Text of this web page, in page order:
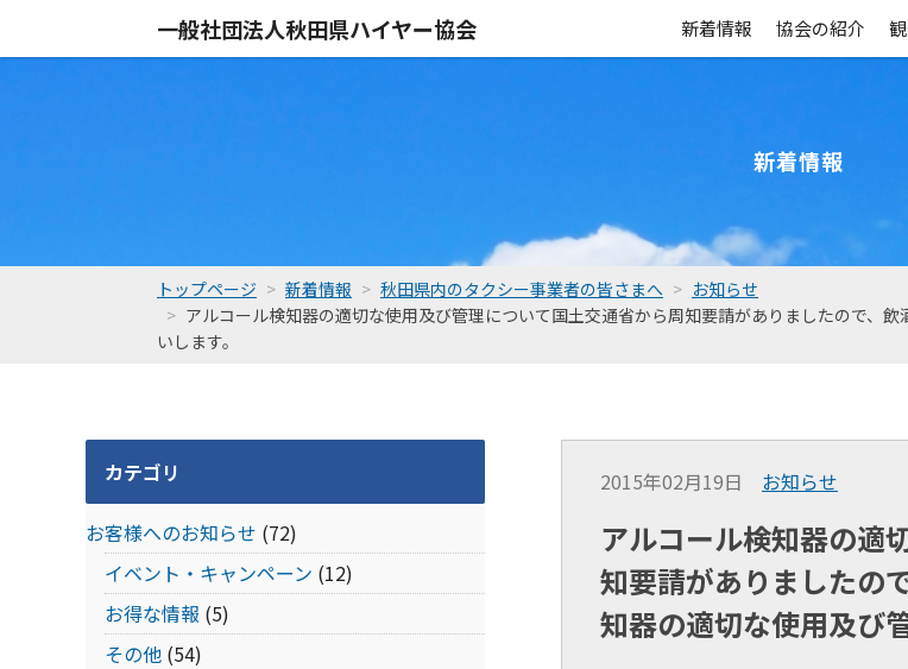
一般社団法人秋田県ハイヤー協会 新着情報 協会の紹介
新着情報
トップページ 新着情報 秋田県内のタクシー事業者の皆さまへ
お知らせ
アルコール検知器の適切な使用及び管理について国土交通省から周知要請がありましたので、
いします。
2015年02月19日 お知らせ
アルコール検知器の適
知要請がありましたの
知器の適切な使用及び
カテゴリ
お客様へのお知らせ (72)
イベント・キャンペーン (12)
お得な情報 (5)
その他 (54)